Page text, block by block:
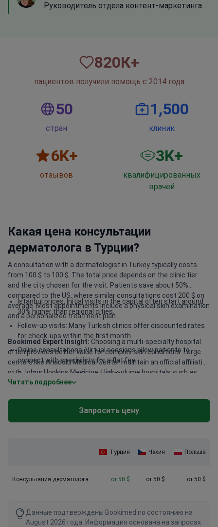
Руководитель отдела контент-маркетинга
820К+
пациентов получили помощь с 2014 года
50
стран
1,500
клиник
6K+
отзывов
3K+
квалифицированных
врачей
Какая цена консультации
дерматолога в Турции?
A consultation with a dermatologist in Turkey typically costs
from 100 $ to 100 $. The total price depends on the clinic tier
and the city chosen for the visit. Patients save about 50%
compared to the US, where similar consultations cost 200 $ on
average. Most appointments include a physical skin examination
and a personalized treatment plan.
Istanbul prices: Initial visits in the capital often start around
30% higher than regional cities.
Follow-up visits: Many Turkish clinics offer discounted rates
for check-ups within the first month.
Online consultations: Virtual sessions allow patients to
connect with specialists for a flat fee.
Specialized diagnostic tools: Using dermoscopy to check
moles may add to the base consultation fee.
Bookimed Expert Insight: Choosing a multi-specialty hospital
often provides better value for complex skin conditions. Large
centers like Anadolu Medical Center maintain an official affiliation
with Johns Hopkins Medicine. High-volume hospitals such as
Medipol Mega serve over 1,000,000 patients every year. These
results or allergy testing. This integration saves time and avoids
the extra costs of visiting separate diagnostic labs.
Читать подробнее
Запросить цену
Турция Чехия Польша
Консультация дерматолога от 50 $ от 50 $ от 50 $
Данные подтверждены Bookimed по состоянию на
August 2026 года. Информация основана на запросах